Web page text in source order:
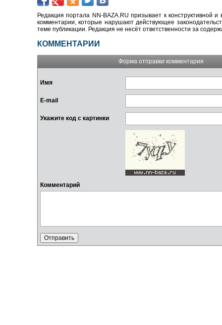
Редакция портала NN-BAZA.RU призывает к конструктивной
комментарии, которые нарушают действующее
теме публикации. Редакция не несёт ответственности за
КОММЕНТАРИИ
Форма отправки комментария
Имя
E-mail
Укажите код с картинки
Комментарий